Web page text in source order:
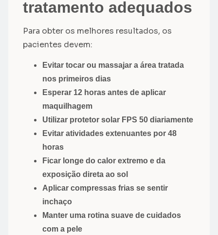
tratamento adequados
Para obter os melhores resultados, os
pacientes devem:
Evitar tocar ou massajar a área tratada
nos primeiros dias
Esperar 12 horas antes de aplicar
maquilhagem
Utilizar protetor solar FPS 50 diariamente
Evitar atividades extenuantes por 48
horas
Ficar longe do calor extremo e da
exposição direta ao sol
Aplicar compressas frias se sentir
inchaço
Manter uma rotina suave de cuidados
com a pele